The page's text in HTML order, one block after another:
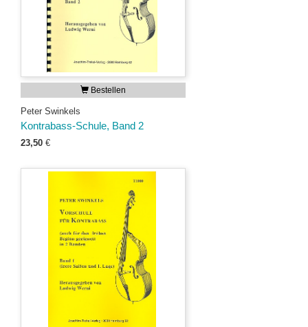
Bestellen
Peter Swinkels
Kontrabass-Schule, Band 2
23,50 €